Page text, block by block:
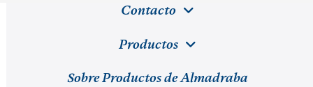
Contacto
Productos
Sobre Productos de Almadraba